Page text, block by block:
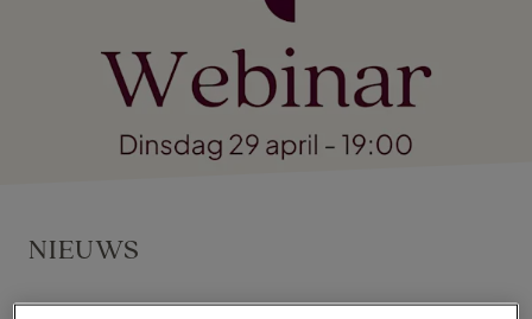
NIEUWS